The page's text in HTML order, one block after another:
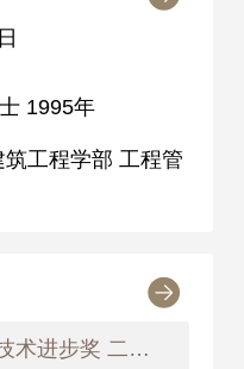
1995年
工程学部 工程管
1996年 国家科学技术进步奖 二等奖